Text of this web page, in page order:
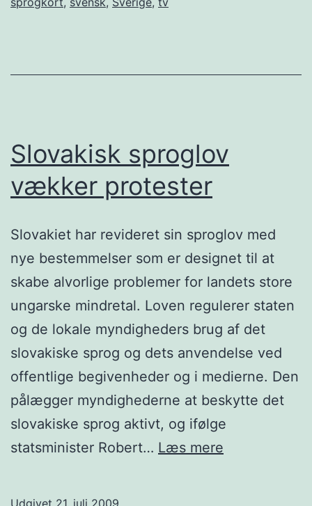
Slovakisk sproglov
vækker protester
Slovakiet har revideret sin sproglov med
nye bestemmelser som er designet til at
skabe alvorlige problemer for landets store
ungarske mindretal. Loven regulerer staten
og de lokale myndigheders brug af det
slovakiske sprog og dets anvendelse ved
offentlige begivenheder og i medierne. Den
pålægger myndighederne at beskytte det
slovakiske sprog aktivt, og ifølge
statsminister Robert… Læs mere
Udgivet 21. juli 2009